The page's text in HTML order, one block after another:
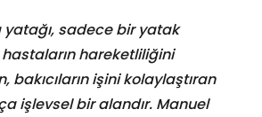
yatağı, sadece bir yatak
hareketliliğini
bakıcıların işini kolaylaştıran
işlevsel bir alandır. Manuel